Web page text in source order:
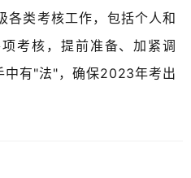
各类考核工作，包括个人和
考核，提前准备、加紧调
中有"法"，确保2023年考出